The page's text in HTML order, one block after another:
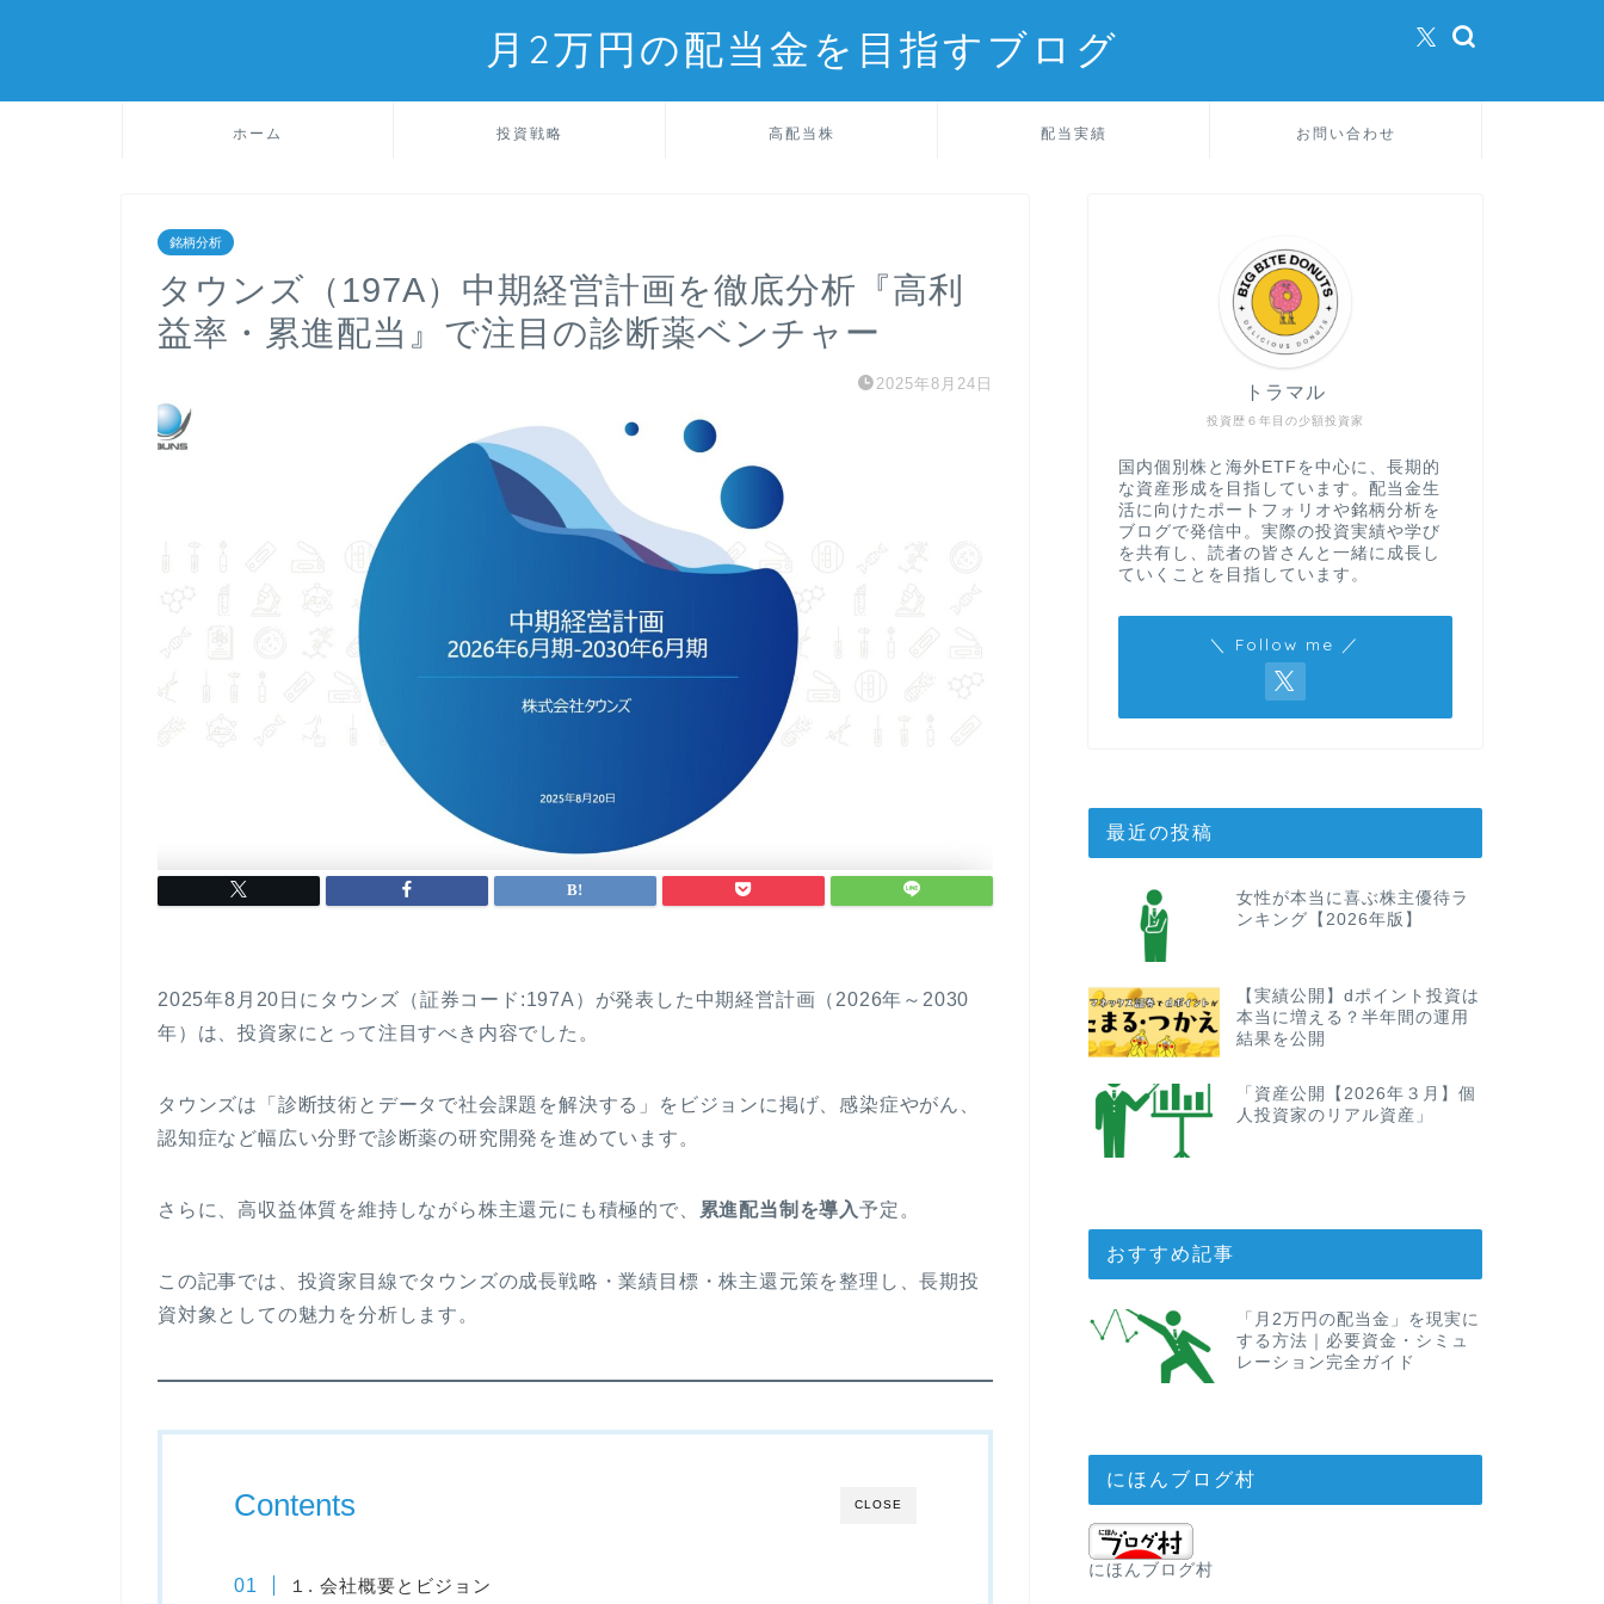
月2万円の配当金を目指すブログ
ホーム 投資戦略 高配当株 配当実績 お問い合わせ
銘柄分析
タウンズ（197A）中期経営計画を徹底分析『高利
益率・累進配当』で注目の診断薬ベンチャー
2025年8月24日
2025年8月20日にタウンズ（証券コード:197A）が発表した中期経営計画（2026年～2030
年）は、投資家にとって注目すべき内容でした。
タウンズは「診断技術とデータで社会課題を解決する」をビジョンに掲げ、感染症やがん、
認知症など幅広い分野で診断薬の研究開発を進めています。
さらに、高収益体質を維持しながら株主還元にも積極的で、 累進配当制を導入予定。
この記事では、投資家目線でタウンズの成長戦略・業績目標・株主還元策を整理し、長期投
資対象としての魅力を分析します。
CLOSE
Contents
１. 会社概要とビジョン
投資歴６年目の少額投資家
トラマル
国内個別株と海外ETFを中心に、長期的
な資産形成を目指しています。配当金生
活に向けたポートフォリオや銘柄分析を
ブログで発信中。実際の投資実績や学び
を共有し、読者の皆さんと一緒に成長し
ていくことを目指しています。
＼ Follow me ／
最近の投稿
女性が本当に喜ぶ株主優待ラ
ンキング【2026年版】
【実績公開】dポイント投資は
本当に増える？半年間の運用
結果を公開
「資産公開【2026年３月】個
人投資家のリアル資産」
おすすめ記事
「月2万円の配当金」を現実に
する方法｜必要資金・シミュ
レーション完全ガイド
にほんブログ村
にほんブログ村